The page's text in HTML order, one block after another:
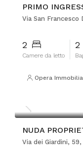
PRIMO
Via San
2
Camere da letto
2
Opera
NUDA
Via dei Giardini,